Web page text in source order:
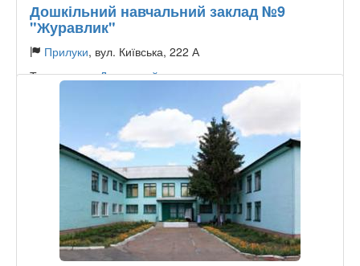
Дошкільний навчальний заклад №9
"Журавлик"
Прилуки, вул. Київська, 222 А
Тип садочку:Державний